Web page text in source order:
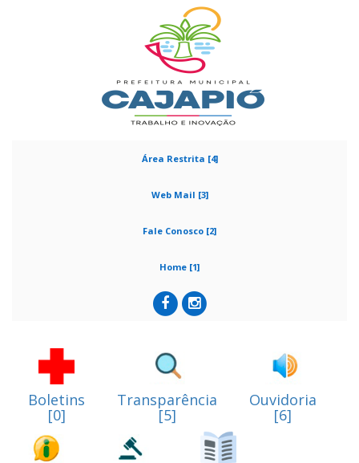
Área Restrita [4]
Web Mail [3]
Fale Conosco [2]
Home [1]
Boletins
[0]
Transparência
[5]
Ouvidoria
[6]